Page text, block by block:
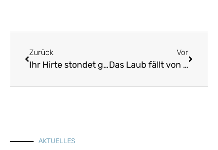
Zurück
Ihr Hirte stondet gschwind auf
Vor
Das Laub fällt von den Bäumen
AKTUELLES